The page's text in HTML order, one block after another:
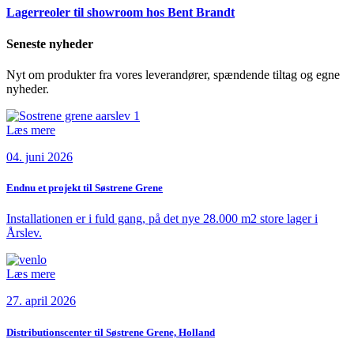
Lagerreoler til showroom hos Bent Brandt
Seneste nyheder
Nyt om produkter fra vores leverandører, spændende tiltag og egne
nyheder.
Læs mere
04. juni 2026
Endnu et projekt til Søstrene Grene
Installationen er i fuld gang, på det nye 28.000 m2 store lager i
Årslev.
Læs mere
27. april 2026
Distributionscenter til Søstrene Grene, Holland